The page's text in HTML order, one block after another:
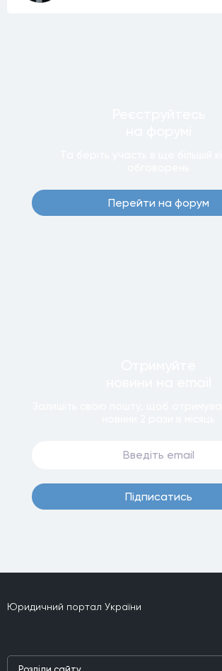
Перейти на форум
Пiдписатись
Юридичний портал України